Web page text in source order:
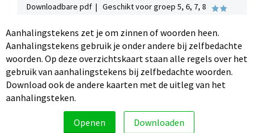
Downloadbare pdf | Geschikt voor groep 5, 6, 7, 8
Aanhalingstekens zet je om zinnen of woorden heen.
Aanhalingstekens gebruik je onder andere bij zelfbedachte
woorden. Op deze overzichtskaart staan alle regels over het
gebruik van aanhalingstekens bij zelfbedachte woorden.
Download ook de andere kaarten met de uitleg van het
aanhalingsteken.
Openen Downloaden